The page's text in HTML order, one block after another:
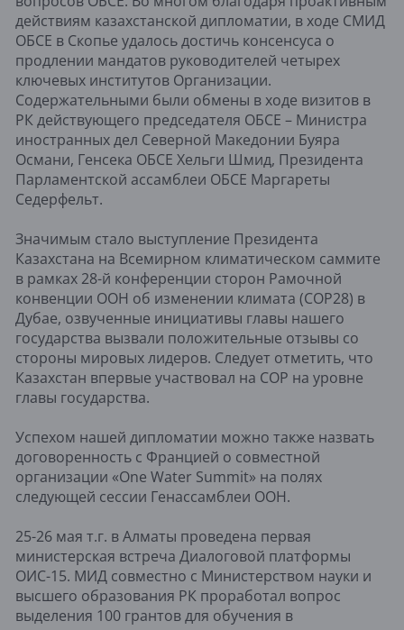
действиям казахстанской дипломатии, в ходе СМИД
ОБСЕ в Скопье удалось достичь консенсуса о
продлении мандатов руководителей четырех
ключевых институтов Организации.
Содержательными были обмены в ходе визитов в
РК действующего председателя ОБСЕ – Министра
иностранных дел Северной Македонии Буяра
Османи, Генсека ОБСЕ Хельги Шмид, Президента
Парламентской ассамблеи ОБСЕ Маргареты
Седерфельт.
Значимым стало выступление Президента
Казахстана на Всемирном климатическом саммите
в рамках 28-й конференции сторон Рамочной
конвенции ООН об изменении климата (СОР28) в
Дубае, озвученные инициативы главы нашего
государства вызвали положительные отзывы со
стороны мировых лидеров. Следует отметить, что
Казахстан впервые участвовал на СОР на уровне
главы государства.
Успехом нашей дипломатии можно также назвать
договоренность с Францией о совместной
организации «One Water Summit» на полях
следующей сессии Генассамблеи ООН.
25-26 мая т.г. в Алматы проведена первая
министерская встреча Диалоговой платформы
ОИС-15. МИД совместно с Министерством науки и
высшего образования РК проработал вопрос
выделения 100 грантов для обучения в